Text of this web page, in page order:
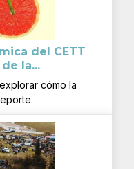
del CETT
la...
cómo la